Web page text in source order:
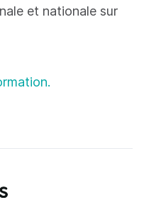
et nationale sur